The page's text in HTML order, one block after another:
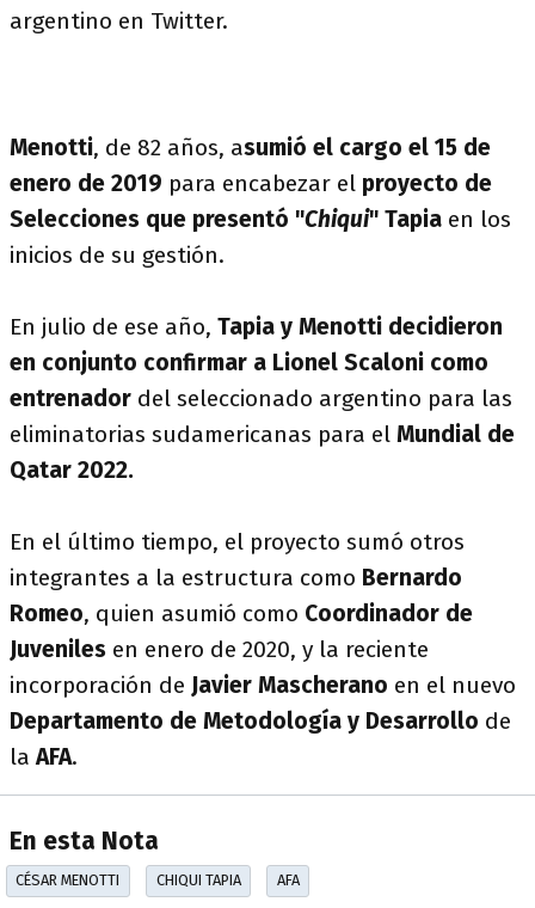
argentino en Twitter.
Menotti, de 82 años, asumió el cargo el 15 de
enero de 2019 para encabezar el proyecto de
Selecciones que presentó "Chiqui" Tapia en los
inicios de su gestión.
En julio de ese año, Tapia y Menotti decidieron
en conjunto confirmar a Lionel Scaloni como
entrenador del seleccionado argentino para las
eliminatorias sudamericanas para el Mundial de
Qatar 2022.
En el último tiempo, el proyecto sumó otros
integrantes a la estructura como Bernardo
Romeo, quien asumió como Coordinador de
Juveniles en enero de 2020, y la reciente
incorporación de Javier Mascherano en el nuevo
Departamento de Metodología y Desarrollo de
laAFA.
En esta Nota
CÉSAR MENOTTI CHIQUI TAPIA AFA